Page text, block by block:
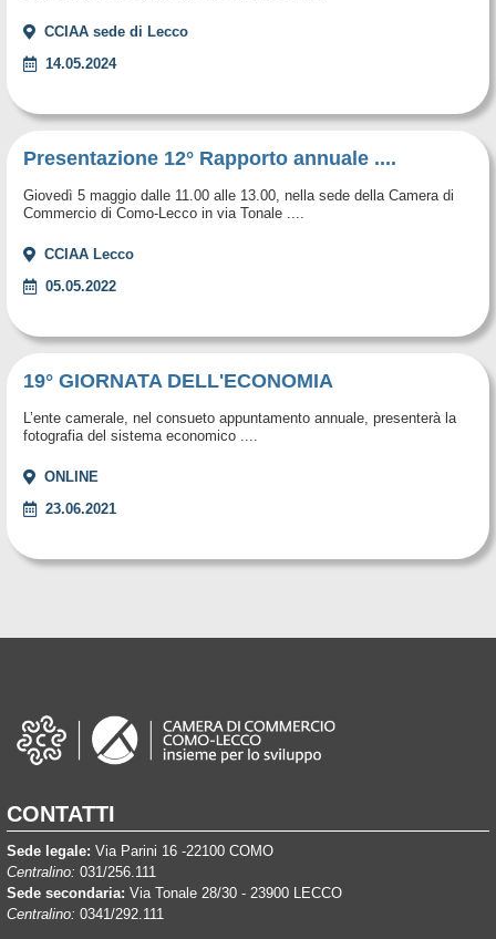
CCIAA sede di Lecco
14.05.2024
Presentazione 12° Rapporto annuale ....
Giovedì 5 maggio dalle 11.00 alle 13.00, nella sede della Camera di
Commercio di Como-Lecco in via Tonale ....
CCIAA Lecco
05.05.2022
19° GIORNATA DELL'ECONOMIA
L’ente camerale, nel consueto appuntamento annuale, presenterà la
fotografia del sistema economico ....
ONLINE
23.06.2021
CONTATTI
Sede legale: Via Parini 16 -22100 COMO
Centralino: 031/256.111
Sede secondaria: Via Tonale 28/30 - 23900 LECCO
Centralino: 0341/292.111